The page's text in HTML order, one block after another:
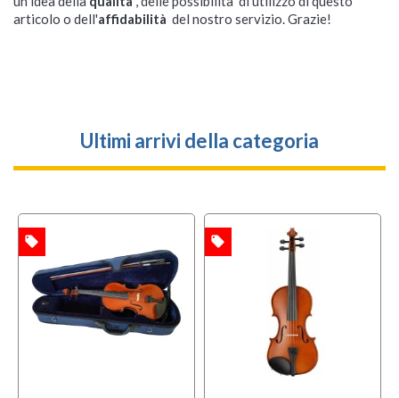
articolo o dell'affidabilità del nostro servizio. Grazie!
Ultimi arrivi della categoria
local_offer local_offer